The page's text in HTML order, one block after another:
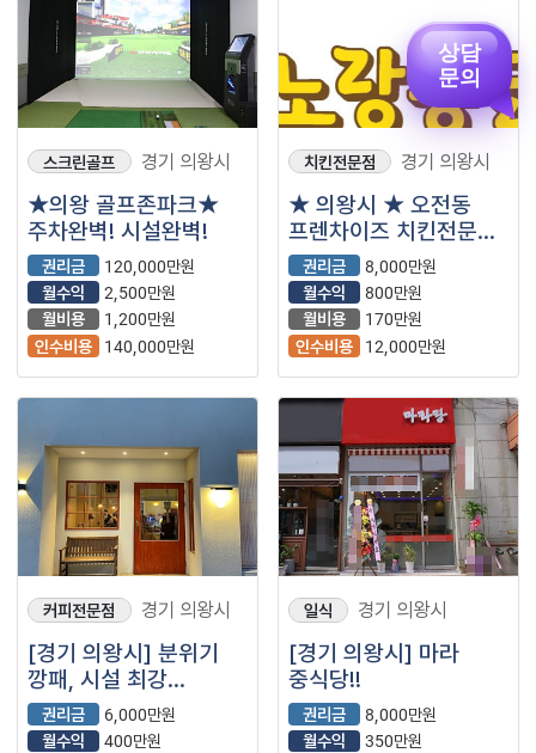
스크린골프 경기 의왕시
★의왕 골프존파크★
주차완벽! 시설완벽!
권리금
120,000만원
월수익
2,500만원
월비용
1,200만원
인수비용
140,000만원
치킨전문점 경기 의왕시
★ 의왕시 ★ 오전동
프렌차이즈 치킨전문점
급처분
권리금
8,000만원
월수익
800만원
월비용
170만원
인수비용
12,000만원
커피전문점 경기 의왕시
[경기 의왕시] 분위기
깡패, 시설 최강
개인카페
권리금
6,000만원
월수익
400만원
일식 경기 의왕시
[경기 의왕시] 마라
중식당!!
권리금
8,000만원
월수익
350만원
상담
문의